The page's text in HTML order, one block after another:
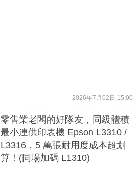
2026年7月02日 15:00
零售業老闆的好隊友，同級體積
最小連供印表機 Epson L3310 /
L3316，5 萬張耐用度成本超划
算！(同場加碼 L1310)